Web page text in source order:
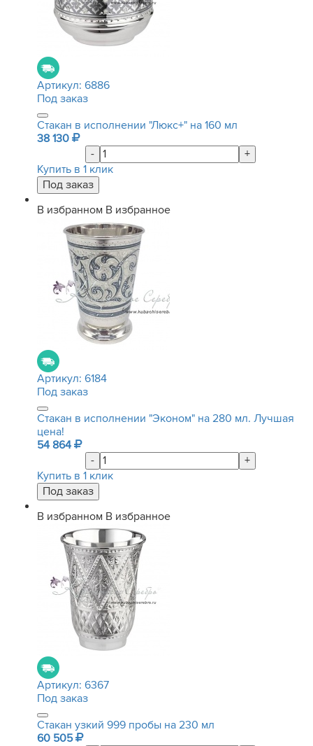
Артикул: 6886
Под заказ
Стакан в исполнении "Люкс+" на 160 мл
38 130
-
+
Купить в 1 клик
В избранном В избранное
Артикул: 6184
Под заказ
Стакан в исполнении "Эконом" на 280 мл. Лучшая
цена!
54 864
-
+
Купить в 1 клик
В избранном В избранное
Артикул: 6367
Под заказ
Стакан узкий 999 пробы на 230 мл
60 505